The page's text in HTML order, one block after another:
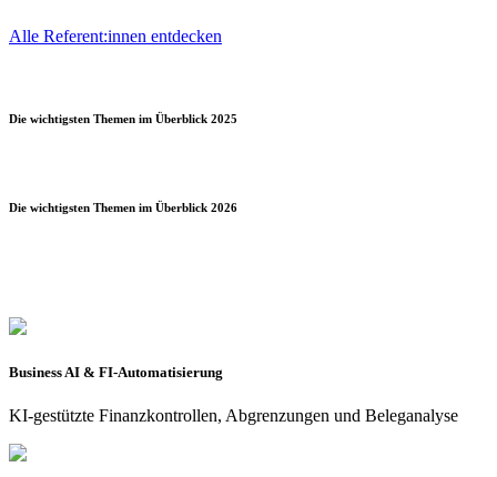
Alle Referent:innen entdecken
Die wichtigsten Themen im Überblick 2025
Die wichtigsten Themen im Überblick 2026
Business AI & FI-Automatisierung
KI-gestützte Finanzkontrollen, Abgrenzungen und Beleganalyse